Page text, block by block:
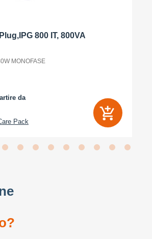
800 IT, 800VA
MONOFASE
da
Pack